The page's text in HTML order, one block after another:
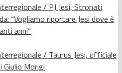
/ PJ Jesi, Stronati
“Vogliamo riportare Jesi dove è
anni”
/ Taurus Jesi, ufficiale
Giulio Morigi